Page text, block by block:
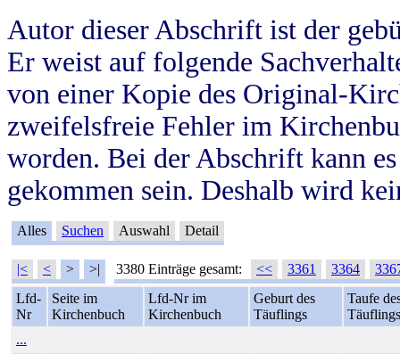
Autor dieser Abschrift ist der
Er weist auf folgende
von einer Kopie des Original-
zweifelsfreie Fehler im
worden. Bei der Abschrift kann
gekommen sein. Deshalb wird
Alles Suchen Auswahl Detail
|< < > >| 3380 Einträge gesamt: << 3361 3364
Lfd-
Nr
Seite im
Kirchenbuch
Lfd-Nr im
Kirchenbuch
Geburt des
Täuflings
Taufe
Täuflings
...